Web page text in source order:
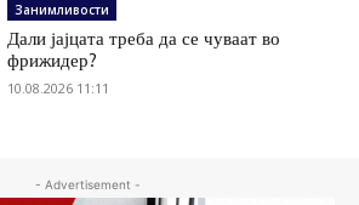
Занимливости
Дали јајцата треба да се чуваат во
фрижидер?
10.08.2026 11:11
- Advertisement -